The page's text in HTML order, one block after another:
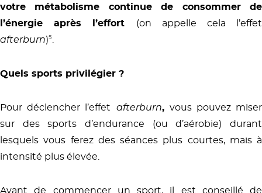
votre métabolisme continue de consommer de
l’énergie après l’effort (on appelle cela l’effet
afterburn)⁵.
Quels sports privilégier ?
Pour déclencher l’effet afterburn, vous pouvez miser
sur des sports d’endurance (ou d’aérobie) durant
lesquels vous ferez des séances plus courtes, mais à
intensité plus élevée.
Avant de commencer un sport, il est conseillé de